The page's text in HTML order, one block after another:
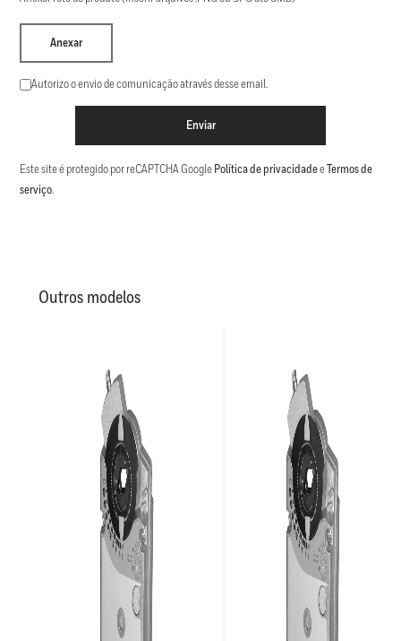
Anexar
Autorizo o envio de comunicação através desse email.
Enviar
Este site é protegido por reCAPTCHA Google Política de privacidadee Termos de
serviço.
Outros modelos